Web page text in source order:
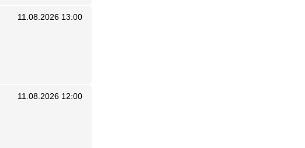
11.08.2026 13:00
11.08.2026 12:00